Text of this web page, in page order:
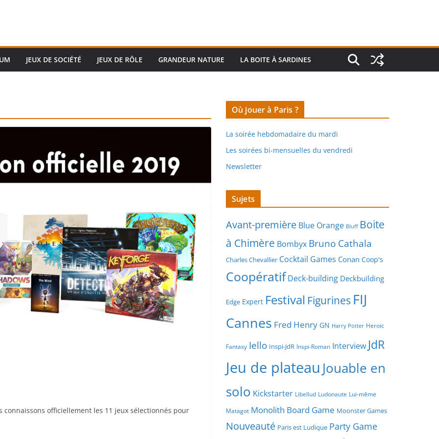
JEUX DE SOCIÉTÉ JEUX DE RÔLE GRANDEUR NATURE LA BOITE À SARDINES
connaissons officiellement les 11 jeux sélectionnés pour
Où jouer à Paris ?
La soirée hebdomadaire du mardi
Les soirées bi-mensuelles du vendredi
Newsletter
Sujets
Avant-première Blue Orange Bluff Boite
à Chimère Bombyx Bruno Cathala
Charles Chevallier Cocktail Games Conan Coop's
Coopératif Deck-building Deckbuilding
Edge Expert Festival Figurines FIJ
Cannes Fred Henry GN Harry Potter Heroic
Fantasy Iello Inspi-JdR Inspi-Roman Interview JdR
Jeu de plateau Jouable en
solo Kickstarter Libellud Ludonaute Lui-même
Matagot Monolith Board Game Moonster Games
Nouveauté Paris est Ludique Party Game